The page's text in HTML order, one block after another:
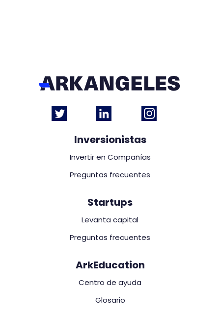
Inversionistas
Invertir en Compañías
Preguntas frecuentes
Startups
Levanta capital
Preguntas frecuentes
ArkEducation
Centro de ayuda
Glosario